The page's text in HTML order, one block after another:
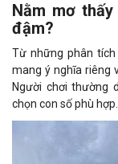
Nằm mơ
đậm?
Từ những phân
mang ý nghĩa riêng
Người chơi thường
chọn con số phù hợp.